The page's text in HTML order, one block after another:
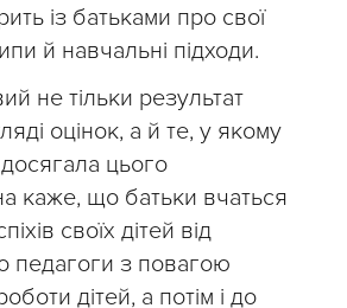
із батьками про свої
й навчальні підходи.
не тільки результат
оцінок, а й те, у якому
цього
каже, що батьки вчаться
своїх дітей від
педагоги з повагою
дітей, а потім і до